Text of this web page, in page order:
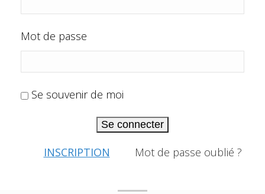
Mot de passe
Se souvenir de moi
Se connecter
INSCRIPTION Mot de passe oublié ?